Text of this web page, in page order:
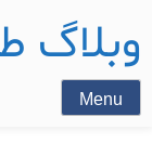
وبلاگ
Menu